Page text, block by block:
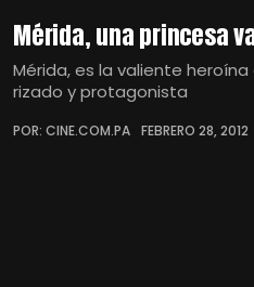
Mérida, una princesa
Mérida, es la valiente
rizado y protagonista
POR: CINE.COM.PA FEBRERO 28, 2012